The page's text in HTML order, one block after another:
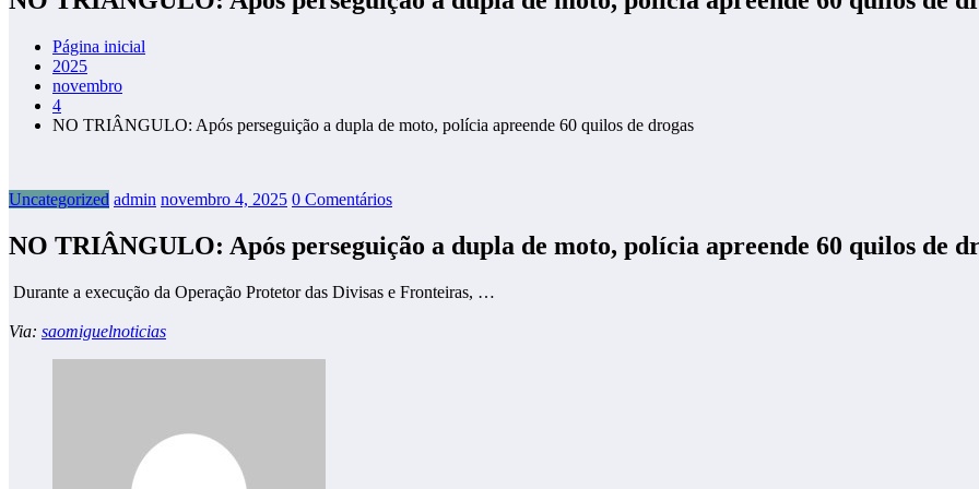
Página inicial
2025
novembro
4
NO TRIÂNGULO: Após perseguição a dupla de moto, polícia apreende 60 quilos de drogas
Uncategorized admin novembro 4, 2025 0 Comentários
NO TRIÂNGULO: Após perseguição a dupla de moto, polícia apreende 60 quilos de
Durante a execução da Operação Protetor das Divisas e Fronteiras, …
Via: saomiguelnoticias